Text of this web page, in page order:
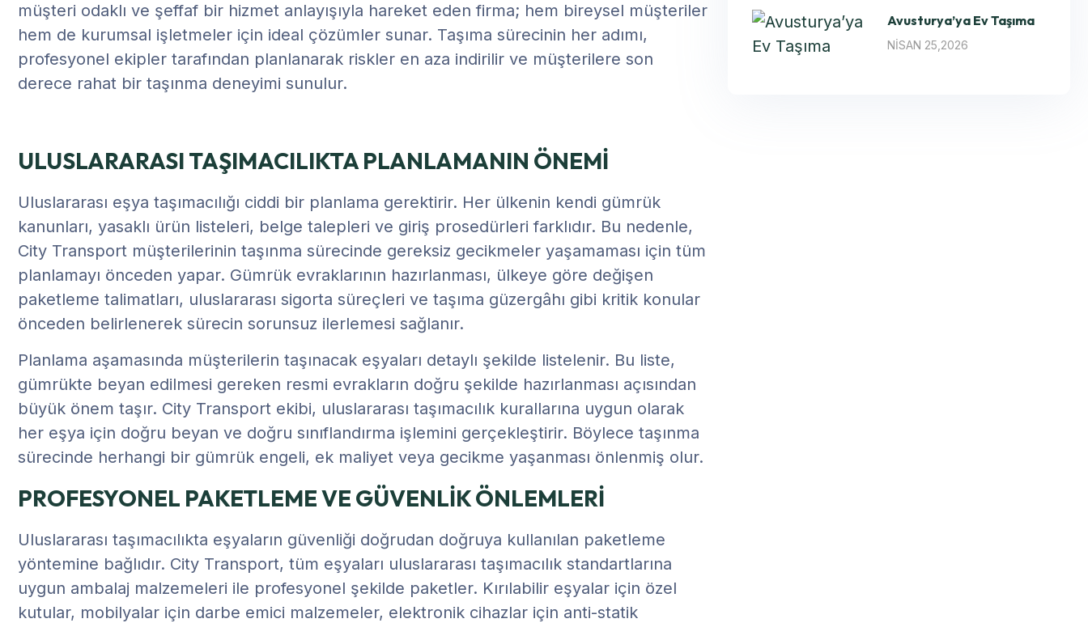
müşteri odaklı ve şeffaf bir hizmet anlayışıyla hareket eden firma; hem bireysel müşteriler
hem de kurumsal işletmeler için ideal çözümler sunar. Taşıma sürecinin her adımı,
profesyonel ekipler tarafından planlanarak riskler en aza indirilir ve müşterilere son
derece rahat bir taşınma deneyimi sunulur.
ULUSLARARASI TAŞIMACILIKTA PLANLAMANIN ÖNEMİ
Uluslararası eşya taşımacılığı ciddi bir planlama gerektirir. Her ülkenin kendi gümrük
kanunları, yasaklı ürün listeleri, belge talepleri ve giriş prosedürleri farklıdır. Bu nedenle,
City Transport müşterilerinin taşınma sürecinde gereksiz gecikmeler yaşamaması için tüm
planlamayı önceden yapar. Gümrük evraklarının hazırlanması, ülkeye göre değişen
paketleme talimatları, uluslararası sigorta süreçleri ve taşıma güzergâhı gibi kritik konular
önceden belirlenerek sürecin sorunsuz ilerlemesi sağlanır.
Planlama aşamasında müşterilerin taşınacak eşyaları detaylı şekilde listelenir. Bu liste,
gümrükte beyan edilmesi gereken resmi evrakların doğru şekilde hazırlanması açısından
büyük önem taşır. City Transport ekibi, uluslararası taşımacılık kurallarına uygun olarak
her eşya için doğru beyan ve doğru sınıflandırma işlemini gerçekleştirir. Böylece taşınma
sürecinde herhangi bir gümrük engeli, ek maliyet veya gecikme yaşanması önlenmiş olur.
PROFESYONEL PAKETLEME VE GÜVENLİK ÖNLEMLERİ
Uluslararası taşımacılıkta eşyaların güvenliği doğrudan doğruya kullanılan paketleme
yöntemine bağlıdır. City Transport, tüm eşyaları uluslararası taşımacılık standartlarına
uygun ambalaj malzemeleri ile profesyonel şekilde paketler. Kırılabilir eşyalar için özel
kutular, mobilyalar için darbe emici malzemeler, elektronik cihazlar için anti-statik
Avusturya’ya Ev Taşıma
NISAN 25,2026